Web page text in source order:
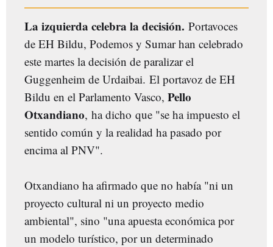
La izquierda celebra la decisión. Portavoces
de EH Bildu, Podemos y Sumar han celebrado
este martes la decisión de paralizar el
Guggenheim de Urdaibai. El portavoz de EH
Bildu en el Parlamento Vasco, Pello
Otxandiano, ha dicho que "se ha impuesto el
sentido común y la realidad ha pasado por
encima al PNV".
Otxandiano ha afirmado que no había "ni un
proyecto cultural ni un proyecto medio
ambiental", sino "una apuesta económica por
un modelo turístico, por un determinado